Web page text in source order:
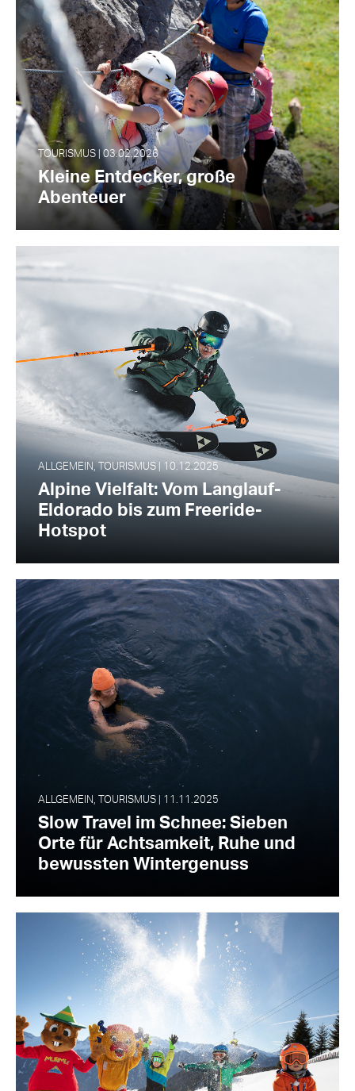
TOURISMUS | 03.02.2026
Kleine Entdecker, große
Abenteuer
ALLGEMEIN, TOURISMUS | 10.12.2025
Alpine Vielfalt: Vom Langlauf-
Eldorado bis zum Freeride-
Hotspot
ALLGEMEIN, TOURISMUS | 11.11.2025
Slow Travel im Schnee: Sieben
Orte für Achtsamkeit, Ruhe und
bewussten Wintergenuss